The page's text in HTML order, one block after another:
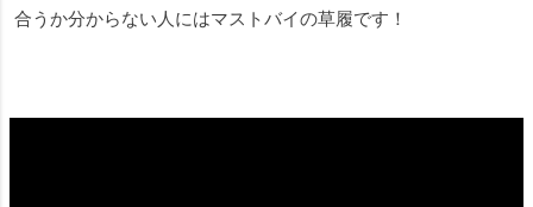
合うか分からない人にはマストバイの草履です！